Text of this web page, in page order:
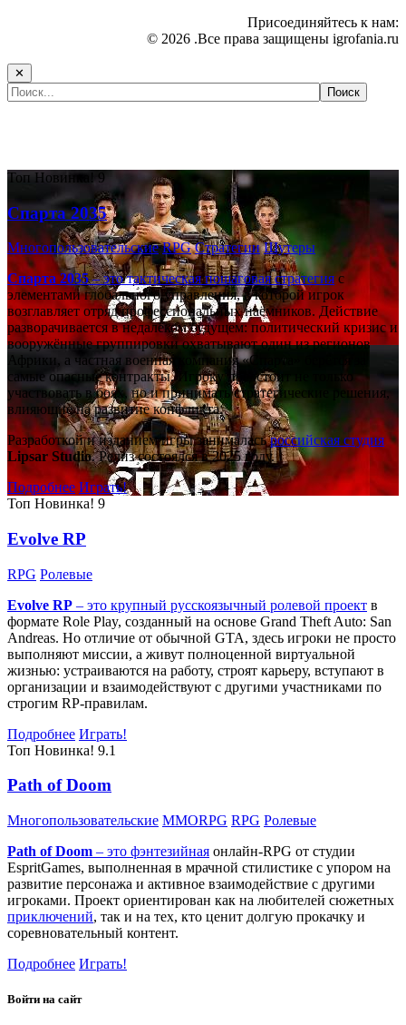
Присоединяйтесь к нам:
© 2026 .Все права защищены igrofania.ru
✕
Топ Новинка! 9
Спарта 2035
Многопользовательские RPG Стратегии Шутеры
Спарта 2035– это тактическаяпошаговая стратегияс
элементами глобального управления, в которой игрок
возглавляет отряд профессиональных наёмников. Действие
разворачивается в недалёком будущем: политический кризис и
вооружённые группировки охватывают один из регионов
Африки, а частная военная компания «Спарта» берётся за
самые опасные контракты. Игроку предстоит не только
участвовать в боях, но и принимать стратегические решения,
влияющие на развитие конфликта.
Разработкой и изданием игры занималасьроссийская студия
Lipsar Studio. Релиз состоялся в 2025 году.
Подробнее Играть!
Топ Новинка! 9
Evolve RP
RPG Ролевые
Evolve RP – это крупный русскоязычный ролевой проект в
формате Role Play, созданный на основе Grand Theft Auto: San
Andreas. Но отличие от обычной GTA, здесь игроки не просто
выполняют миссии, а живут полноценной виртуальной
жизнью: устраиваются на работу, строят карьеру, вступают в
организации и взаимодействуют с другими участниками по
строгим RP-правилам.
Подробнее Играть!
Топ Новинка! 9.1
Path of Doom
Многопользовательские MMORPG RPG Ролевые
Path of Doom – это фэнтезийная онлайн-RPG от студии
EspritGames, выполненная в мрачной стилистике с упором на
развитие персонажа и активное взаимодействие с другими
игроками. Проект ориентирован как на любителей сюжетных
приключений, так и на тех, кто ценит долгую прокачку и
соревновательный контент.
Подробнее Играть!
Войти на сайт